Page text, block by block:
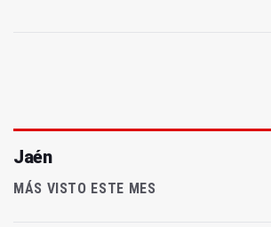
Jaén
MÁS VISTO ESTE MES